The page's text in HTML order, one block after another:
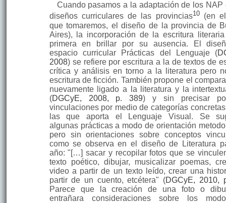
Cuando pasamos a la adaptación de los NAP
diseños curriculares de las provincias10(en el
que tomaremos, el diseño de la provincia de
Aires), la incorporación de la escritura
primera en brillar por su ausencia. El
espacio curricular Prácticas del Lenguaje (
2008) se refiere por escritura a la de textos de
crítica y análisis en torno a la literatura pero
escritura de ficción. También propone el
nuevamente ligado a la literatura y la
(DGCyE, 2008, p. 389) y sin precisar
vinculaciones por medio de categorías
las que aporta el Lenguaje Visual. Se
algunas prác­ticas a modo de orientación
pero sin orientaciones sobre conceptos
como se observa en el diseño de Literatura
año: "[…] sacar y recopilar fotos que se
texto poético, dibujar, musicalizar poemas,
video a partir de un texto leído, crear una
partir de un cuento, etcétera" (DGCyE, 2010,
Parece que la creación de una foto o
entrañara consideraciones sobre los